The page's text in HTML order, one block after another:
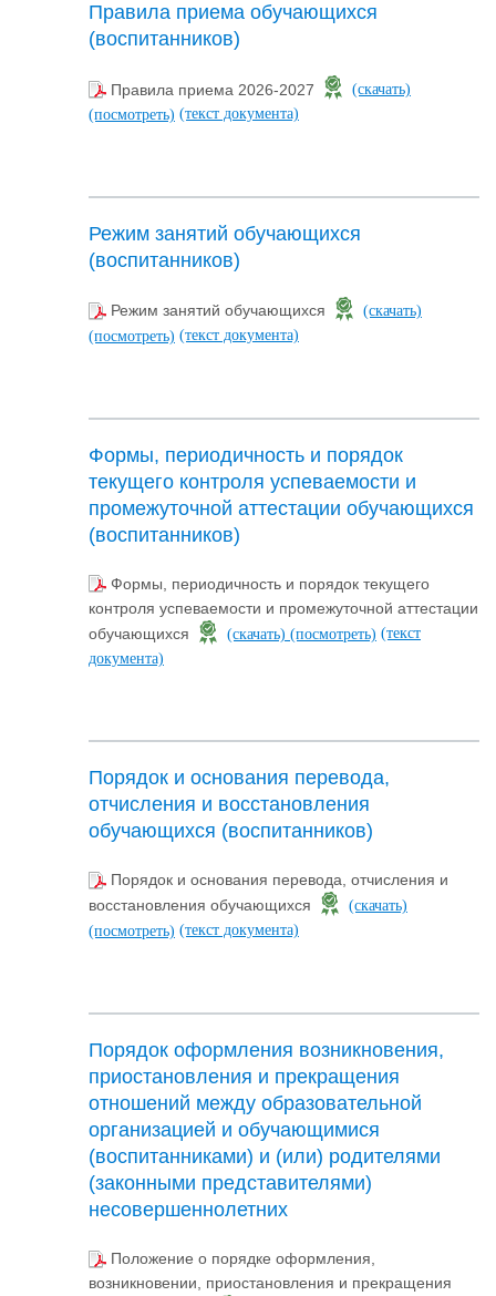
Правила приема обучающихся
(воспитанников)
Правила приема 2026-2027
(скачать)
(посмотреть) (текст документа)
Режим занятий обучающихся
(воспитанников)
Режим занятий обучающихся
(скачать)
(посмотреть) (текст документа)
Формы, периодичность и порядок
текущего контроля успеваемости и
промежуточной аттестации обучающихся
(воспитанников)
Формы, периодичность и порядок текущего
контроля успеваемости и промежуточной аттестации
обучающихся
(скачать) (посмотреть) (текст
документа)
Порядок и основания перевода,
отчисления и восстановления
обучающихся (воспитанников)
Порядок и основания перевода, отчисления и
восстановления обучающихся
(скачать)
(посмотреть) (текст документа)
Порядок оформления возникновения,
приостановления и прекращения
отношений между образовательной
организацией и обучающимися
(воспитанниками) и (или) родителями
(законными представителями)
несовершеннолетних
Положение о порядке оформления,
возникновении, приостановления и прекращения